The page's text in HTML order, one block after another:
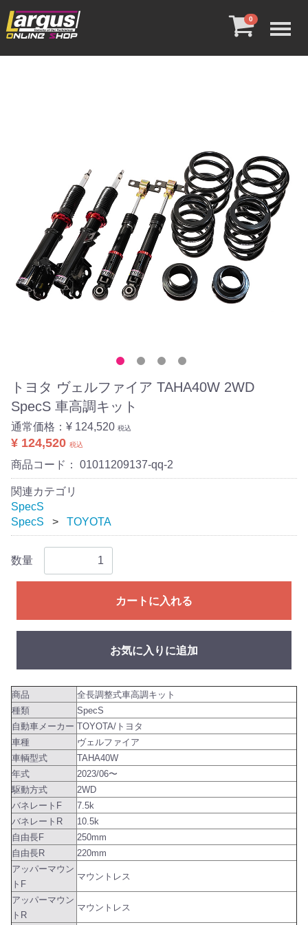
0
トヨタ ヴェルファイア TAHA40W 2WD
SpecS 車高調キット
通常価格： ¥ 124,520 税込
¥ 124,520 税込
商品コード： 01011209137-qq-2
関連カテゴリ
SpecS
SpecS
TOYOTA
数量
カートに入れる
お気に入りに追加
商品
全長調整式車高調キット
種類
SpecS
自動車メーカー TOYOTA/トヨタ
車種
ヴェルファイア
車輌型式
TAHA40W
年式
2023/06〜
駆動方式
2WD
バネレートF
7.5k
バネレートR
10.5k
自由長F
250mm
自由長R
220mm
アッパーマウン
トF
マウントレス
アッパーマウン
トR
マウントレス